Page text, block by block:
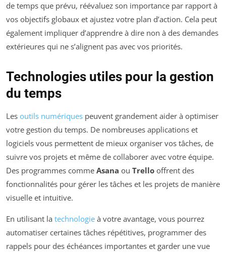
de temps que prévu, réévaluez son importance par rapport à
vos objectifs globaux et ajustez votre plan d’action. Cela peut
également impliquer d’apprendre à dire non à des demandes
extérieures qui ne s’alignent pas avec vos priorités.
Technologies utiles pour la gestion
du temps
Les outils numériques peuvent grandement aider à optimiser
votre gestion du temps. De nombreuses applications et
logiciels vous permettent de mieux organiser vos tâches, de
suivre vos projets et même de collaborer avec votre équipe.
Des programmes comme Asana ou Trello offrent des
fonctionnalités pour gérer les tâches et les projets de manière
visuelle et intuitive.
En utilisant la technologie à votre avantage, vous pourrez
automatiser certaines tâches répétitives, programmer des
rappels pour des échéances importantes et garder une vue